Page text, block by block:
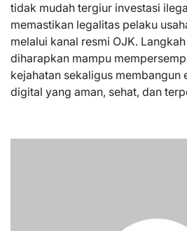
tidak mudah tergiur investasi
memastikan legalitas pelaku
melalui kanal resmi OJK.
diharapkan mampu
kejahatan sekaligus membangun
digital yang aman, sehat, dan